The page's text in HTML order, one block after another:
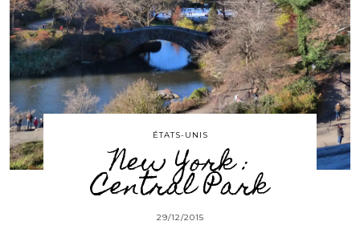
ÉTATS-UNIS
New York :
Central Park
29/12/2015